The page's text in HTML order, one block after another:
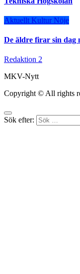
Aktuellt Kultur Nöje
De äldre firar sin dag
Redaktion 2
MKV-Nytt
Copyright © All rights
Sök efter: